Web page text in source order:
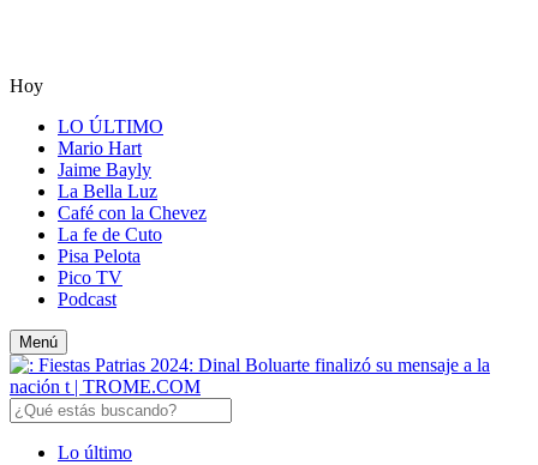
Hoy
LO ÚLTIMO
Mario Hart
Jaime Bayly
La Bella Luz
Café con la Chevez
La fe de Cuto
Pisa Pelota
Pico TV
Podcast
Menú
Lo último